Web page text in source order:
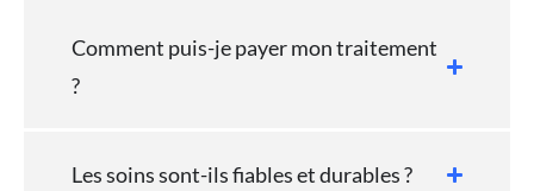
Comment puis-je payer mon traitement
?
Les soins sont-ils fiables et durables ?